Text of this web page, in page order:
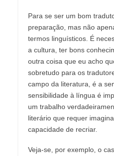
Para se ser um bom
preparação, mas não
termos linguísticos. É
a cultura, ter bons
outra coisa que eu acho
sobretudo para os
campo da literatura, é a
sensibilidade à língua é
um trabalho
literário que requer
capacidade de recriar.
Veja-se, por exemplo, o